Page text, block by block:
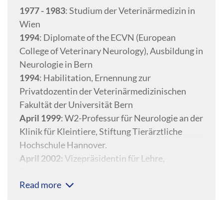
Konsenserklärung über Bewegungsstörungen.
Er wurde mit mehreren Jim Bee-
Pädagogenauszeichnungen ausgezeichnet, dem
renommierten Bourgelat Award der BSAVA,
dem International Canine Health Award des
Kennel Club und dem International Royal
College of Veterinary Medicine Award. Er hat
mehrere Bücher und Buchkapitel, >250 Artikel,
>150 Konferenzabstracts veröffentlicht und ist
ein bekannter Redner auf internationalen
Konferenzen.
1977 - 1983: Studium der Veterinärmedizin in
Wien
1994: Diplomate of the ECVN (European
College of Veterinary Neurology), Ausbildung in
Neurologie in Bern
1994: Habilitation, Ernennung zur
Privatdozentin der Veterinärmedizinischen
Fakultät der Universität Bern
April 1999: W2-Professur für Neurologie an der
Klinik für Kleintiere, Stiftung Tierärztliche
Hochschule Hannover.
April 2002:Vizepräsidentin für Lehre,
Read more